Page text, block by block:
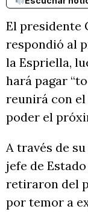
El presidente
respondió al
la Espriella,
hará pagar
reunirá con
poder el
A través de
jefe de
retiraron del
por temor a